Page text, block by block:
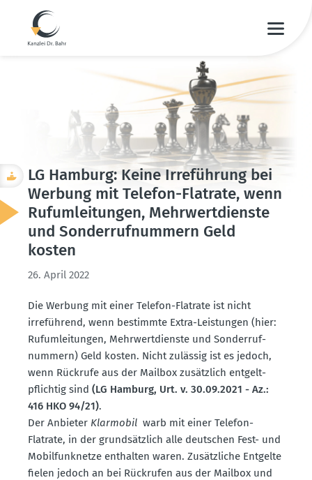
LG Hamburg: Keine Irreführung bei
Werbung mit Telefon-Flatrate, wenn
Rufum­lei­tungen, Mehrwert­dienste
und Sonder­ruf­nummern Geld
kosten
26. April 2022
Die Werbung mit einer Telefon-Flatrate ist nicht
irreführend, wenn bestimmte Extra-Leistungen (hier:
Rufum­lei­tungen, Mehrwert­dienste und Sonder­ruf­
nummern) Geld kosten. Nicht zulässig ist es jedoch,
wenn Rückrufe aus der Mailbox zusätzlich entgelt­
pflichtig sind (LG Hamburg, Urt. v. 30.09.2021 - Az.:
416 HKO 94/21).
Der Anbieter Klarmobil warb mit einer Telefon-
Flatrate, in der grund­sätzlich alle deutschen Fest- und
Mobil­funk­netze enthalten waren. Zusätz­liche Entgelte
fielen jedoch an bei Rückrufen aus der Mailbox und